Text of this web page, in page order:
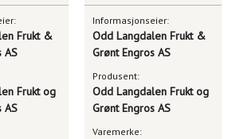
Frukt &
AS
Frukt og
AS
Informasjonseier:
Odd Langdalen Frukt &
Grønt Engros AS
Produsent:
Odd Langdalen Frukt og
Grønt Engros AS
Varemerke: